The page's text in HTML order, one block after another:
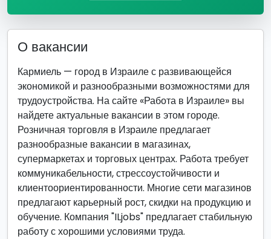
О вакансии
Кармиель — город в Израиле с развивающейся
экономикой и разнообразными возможностями для
трудоустройства. На сайте «Работа в Израиле» вы
найдете актуальные вакансии в этом городе.
Розничная торговля в Израиле предлагает
разнообразные вакансии в магазинах,
супермаркетах и торговых центрах. Работа требует
коммуникабельности, стрессоустойчивости и
клиентоориентированности. Многие сети магазинов
предлагают карьерный рост, скидки на продукцию и
обучение. Компания "ILjobs" предлагает стабильную
работу с хорошими условиями труда.